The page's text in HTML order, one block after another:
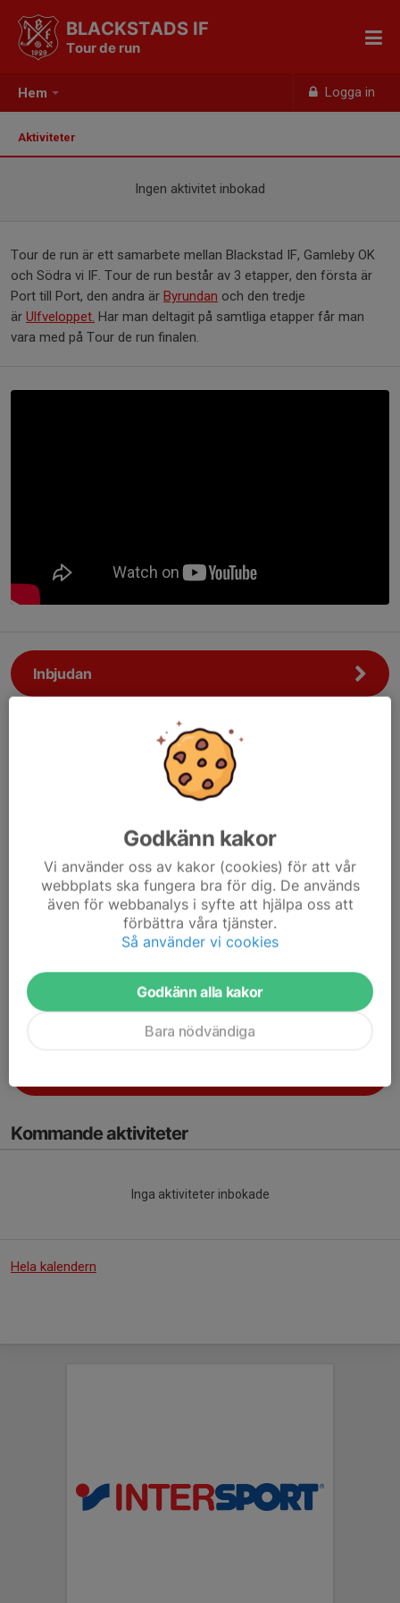
Hem Logga in
BLACKSTADS IF
Tour de run
Aktiviteter
Ingen aktivitet inbokad
Tour de run är ett samarbete mellan Blackstad IF, Gamleby OK
och Södra vi IF. Tour de run består av 3 etapper, den första är
Port till Port, den andra är Byrundan och den tredje
är Ulfveloppet. Har man deltagit på samtliga etapper får man
vara med på Tour de run finalen.
Inbjudan
Följ Tour de run på Facebook
Port till port
Inbjudan, anmälan mm
Inbjudan, anmälan mm
Kommande aktiviteter
Inga aktiviteter inbokade
Hela kalendern
Godkänn kakor
Vi använder oss av kakor (cookies) för att vår
webbplats ska fungera bra för dig. De används
även för webbanalys i syfte att hjälpa oss att
förbättra våra tjänster.
Så använder vi cookies
Godkänn alla kakor
Bara nödvändiga